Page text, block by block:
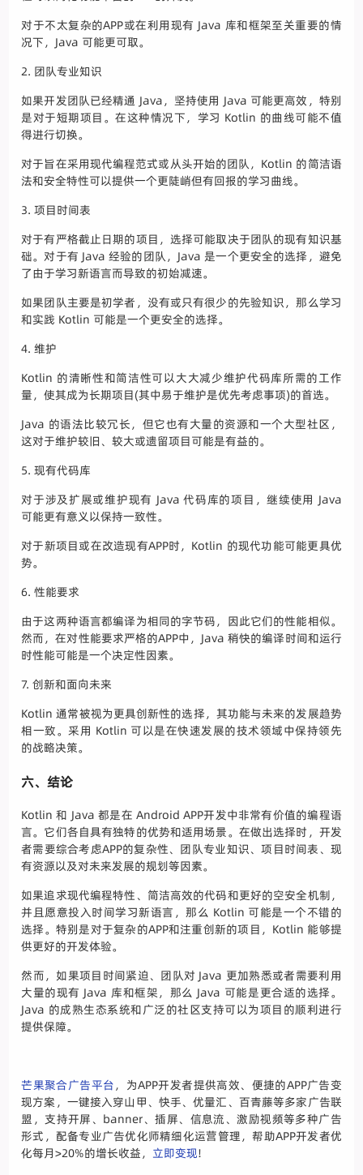
对于不太复杂的APP或在利用现有 Java 库和框架至关重要的情
况下，Java 可能更可取。
2. 团队专业知识
如果开发团队已经精通 Java，坚持使用 Java 可能更高效，特别
是对于短期项目。在这种情况下，学习 Kotlin 的曲线可能不值
得进行切换。
对于旨在采用现代编程范式或从头开始的团队，Kotlin 的简洁语
法和安全特性可以提供一个更陡峭但有回报的学习曲线。
3. 项目时间表
对于有严格截止日期的项目，选择可能取决于团队的现有知识基
础。对于有 Java 经验的团队，Java 是一个更安全的选择，避免
了由于学习新语言而导致的初始减速。
如果团队主要是初学者，没有或只有很少的先验知识，那么学习
和实践 Kotlin 可能是一个更安全的选择。
4. 维护
Kotlin 的清晰性和简洁性可以大大减少维护代码库所需的工作
量，使其成为长期项目(其中易于维护是优先考虑事项)的首选。
Java 的语法比较冗长，但它也有大量的资源和一个大型社区，
这对于维护较旧、较大或遗留项目可能是有益的。
5. 现有代码库
对于涉及扩展或维护现有 Java 代码库的项目，继续使用 Java
可能更有意义以保持一致性。
对于新项目或在改造现有APP时，Kotlin 的现代功能可能更具优
势。
6. 性能要求
由于这两种语言都编译为相同的字节码，因此它们的性能相似。
然而，在对性能要求严格的APP中，Java 稍快的编译时间和运行
时性能可能是一个决定性因素。
7. 创新和面向未来
Kotlin 通常被视为更具创新性的选择，其功能与未来的发展趋势
相一致。采用 Kotlin 可以是在快速发展的技术领域中保持领先
的战略决策。
六、结论
Kotlin 和 Java 都是在 Android APP开发中非常有价值的编程语
言。它们各自具有独特的优势和适用场景。在做出选择时，开发
者需要综合考虑APP的复杂性、团队专业知识、项目时间表、现
有资源以及对未来发展的规划等因素。
如果追求现代编程特性、简洁高效的代码和更好的空安全机制，
并且愿意投入时间学习新语言，那么 Kotlin 可能是一个不错的
选择。特别是对于复杂的APP和注重创新的项目，Kotlin 能够提
供更好的开发体验。
然而，如果项目时间紧迫、团队对 Java 更加熟悉或者需要利用
大量的现有 Java 库和框架，那么 Java 可能是更合适的选择。
Java 的成熟生态系统和广泛的社区支持可以为项目的顺利进行
提供保障。
芒果聚合广告平台，为APP开发者提供高效、便捷的APP广告变
现方案，一键接入穿山甲、快手、优量汇、百青藤等多家广告联
盟，支持开屏、banner、插屏、信息流、激励视频等多种广告
形式，配备专业广告优化师精细化运营管理，帮助APP开发者优
化每月>20%的增长收益， 立即变现!